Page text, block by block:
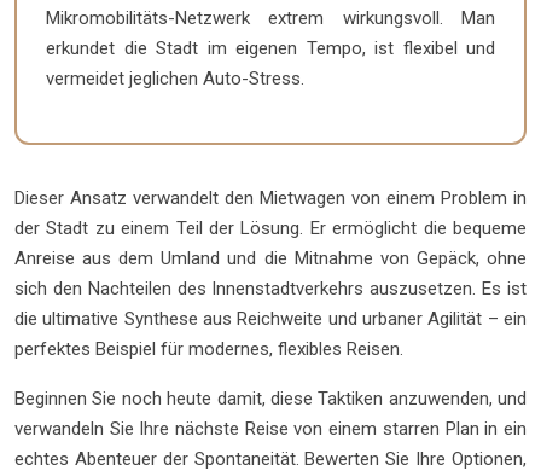
Mikromobilitäts-Netzwerk extrem wirkungsvoll. Man
erkundet die Stadt im eigenen Tempo, ist flexibel und
vermeidet jeglichen Auto-Stress.
Dieser Ansatz verwandelt den Mietwagen von einem Problem in
der Stadt zu einem Teil der Lösung. Er ermöglicht die bequeme
Anreise aus dem Umland und die Mitnahme von Gepäck, ohne
sich den Nachteilen des Innenstadtverkehrs auszusetzen. Es ist
die ultimative Synthese aus Reichweite und urbaner Agilität – ein
perfektes Beispiel für modernes, flexibles Reisen.
Beginnen Sie noch heute damit, diese Taktiken anzuwenden, und
verwandeln Sie Ihre nächste Reise von einem starren Plan in ein
echtes Abenteuer der Spontaneität. Bewerten Sie Ihre Optionen,